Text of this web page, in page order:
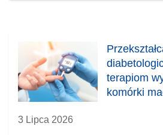
terapiom
komórki
3 Lipca 2026